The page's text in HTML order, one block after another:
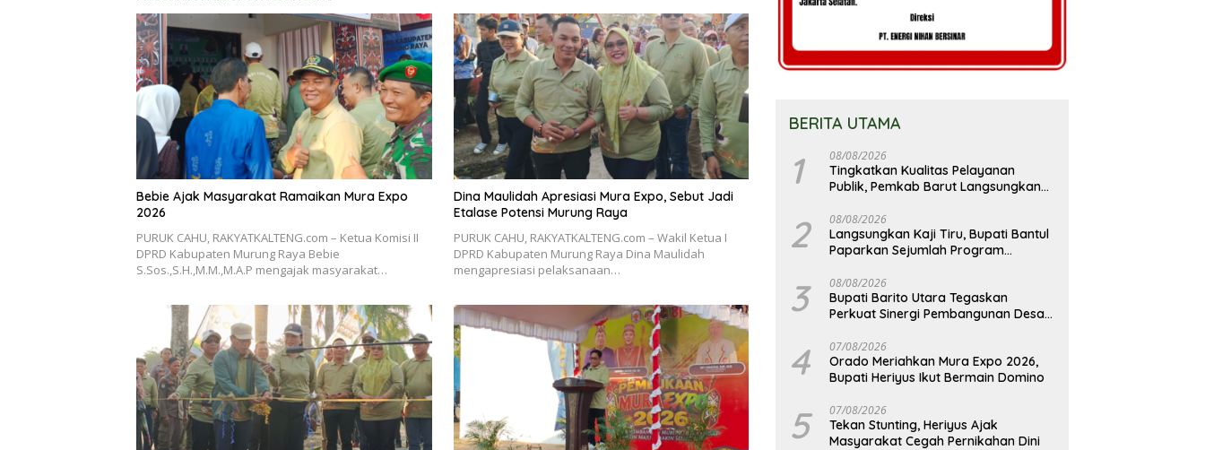
Bebie Ajak Masyarakat Ramaikan Mura Expo
2026
PURUK CAHU, RAKYATKALTENG.com – Ketua Komisi II
DPRD Kabupaten Murung Raya Bebie
S.Sos.,S.H.,M.M.,M.A.P mengajak masyarakat…
Dina Maulidah Apresiasi Mura Expo, Sebut Jadi
Etalase Potensi Murung Raya
PURUK CAHU, RAKYATKALTENG.com – Wakil Ketua I
DPRD Kabupaten Murung Raya Dina Maulidah
mengapresiasi pelaksanaan…
BERITA UTAMA
1 08/08/2026
Tingkatkan Kualitas Pelayanan
Publik, Pemkab Barut Langsungkan
Progo
2 08/08/2026
Langsungkan Kaji Tiru, Bupati Bantul
Paparkan Sejumlah Program
3 08/08/2026
Bupati Barito Utara Tegaskan
Perkuat Sinergi Pembangunan Desa
Hadapi Potensi Karhutla
4 07/08/2026
Orado Meriahkan Mura Expo 2026,
Bupati Heriyus Ikut Bermain Domino
5 07/08/2026
Tekan Stunting, Heriyus Ajak
Masyarakat Cegah Pernikahan Dini